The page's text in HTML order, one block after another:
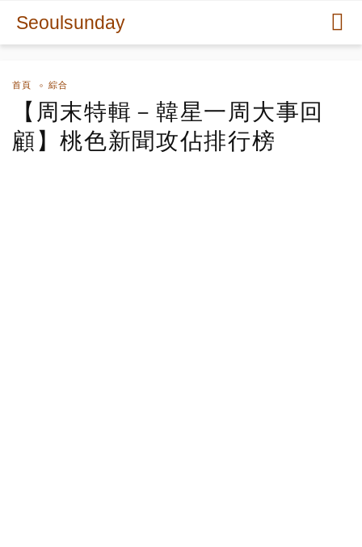
Seoulsunday
首頁 綜合
【周末特輯－韓星一周大事回
顧】桃色新聞攻佔排行榜